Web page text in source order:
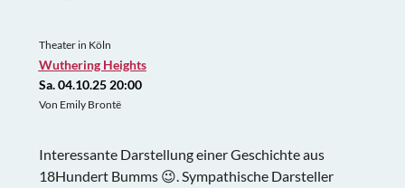
Theater in Köln
Wuthering Heights
Sa. 04.10.25 20:00
Von Emily Brontë
Interessante Darstellung einer Geschichte aus
18Hundert Bumms 😉. Sympathische Darsteller